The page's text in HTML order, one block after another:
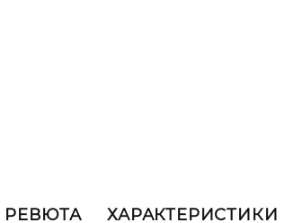
РЕВЮТА ХАРАКТЕРИСТИКИ